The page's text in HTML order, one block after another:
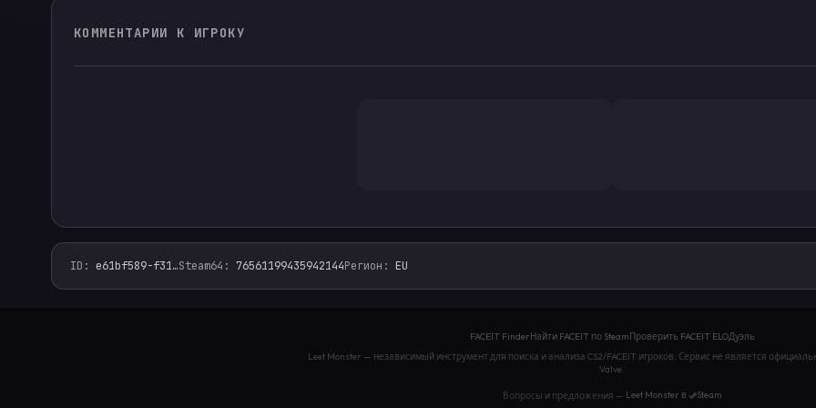
КОММЕНТАРИИ К ИГРОКУ
ID : e61bf589-f31…Steam64 : 76561199435942144Регион : EU
leet.monster — фейсит финдер, faceit analyzer, статистика CS2, проверка FACEIT ELO, сравнение игроков,
FACEIT FinderНайти FACEIT по SteamПроверить FACEIT ELOДуэль
Leet Monster — независимый инструмент для поиска и анализа CS2/FACEIT игроков. Сервис не является
Valve.
Вопросы и предложения — Leet Monster в Steam